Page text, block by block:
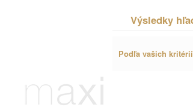
Výsledky
Podľa vašich